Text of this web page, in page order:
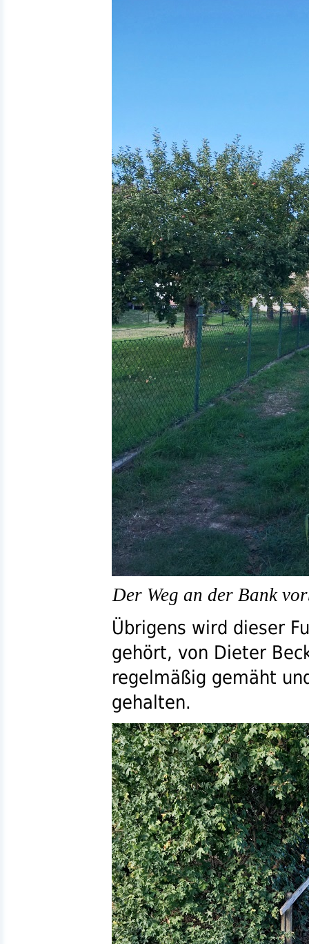
Der Weg an der Bank
Übrigens wird dieser
gehört, von Dieter
regelmäßig gemäht
gehalten.